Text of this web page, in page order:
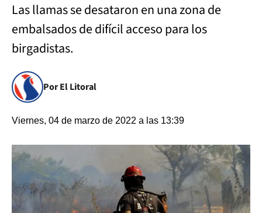
Las llamas se desataron en una zona de
embalsados de difícil acceso para los
birgadistas.
Por El Litoral
Viernes, 04 de marzo de 2022 a las 13:39